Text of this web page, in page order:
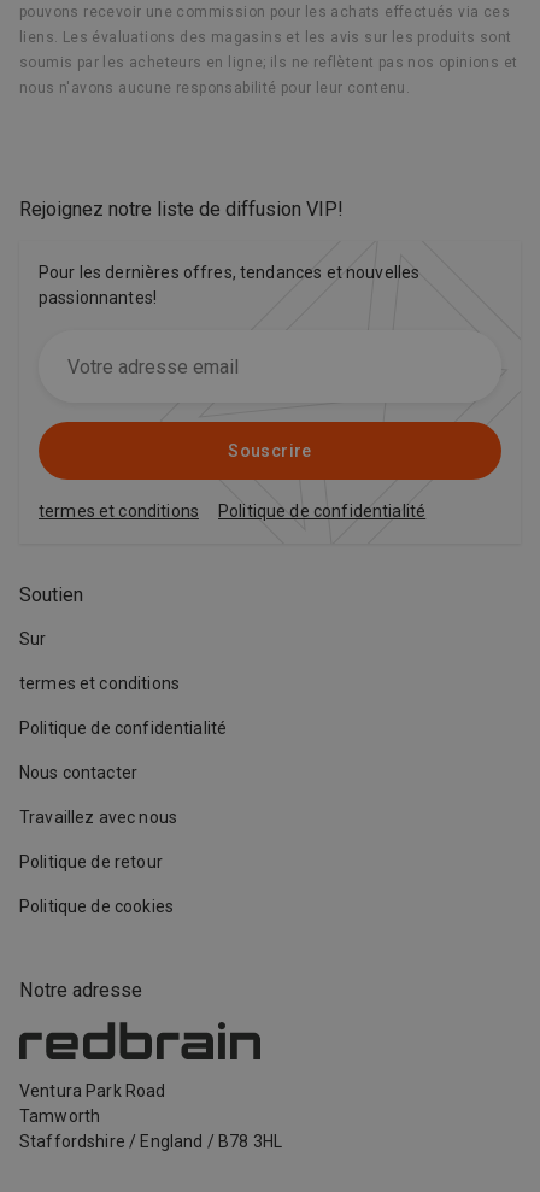
pouvons recevoir une commission pour les achats effectués via ces
liens. Les évaluations des magasins et les avis sur les produits sont
soumis par les acheteurs en ligne; ils ne reflètent pas nos opinions et
nous n'avons aucune responsabilité pour leur contenu.
Notre adresse
Ventura Park Road
Tamworth
Staffordshire / England / B78 3HL
Soutien
Sur
termes et conditions
Politique de confidentialité
Nous contacter
Travaillez avec nous
Politique de retour
Politique de cookies
Rejoignez notre liste de diffusion VIP!
Pour les dernières offres, tendances et nouvelles
passionnantes!
Souscrire
termes et conditions Politique de confidentialité